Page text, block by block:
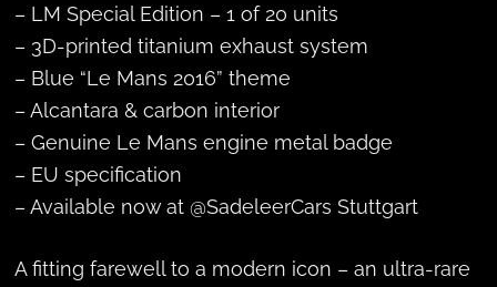
– LM Special Edition – 1 of 20 units
– 3D-printed titanium exhaust system
– Blue “Le Mans 2016” theme
– Alcantara & carbon interior
– Genuine Le Mans engine metal badge
– EU specification
– Available now at @SadeleerCars Stuttgart
A fitting farewell to a modern icon – an ultra-rare